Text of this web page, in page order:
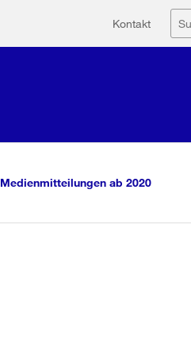
Kontakt
Medienmitteilungen ab 2020